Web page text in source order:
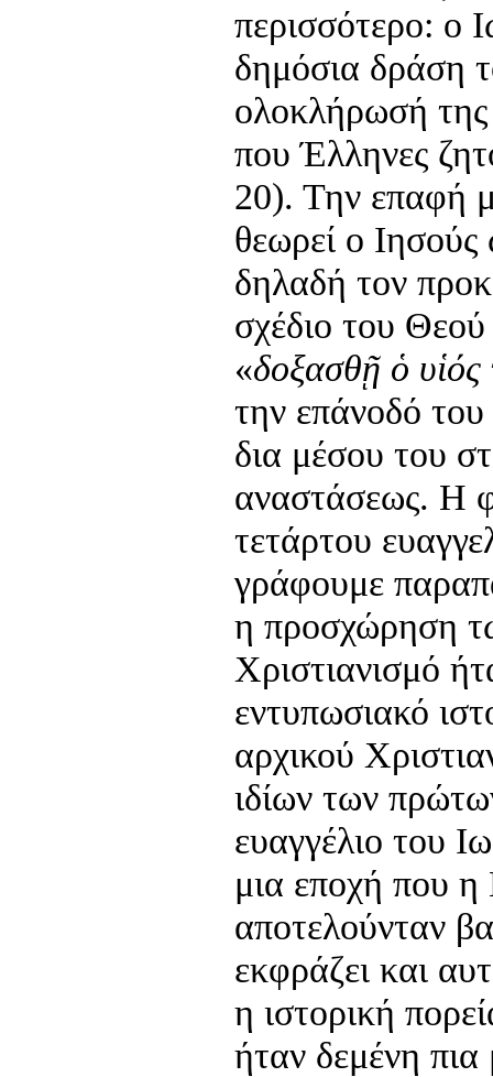
περισσότερο: ο
δημόσια δράση
ολοκλήρωσή της
που Έλληνες
20). Την επαφή
θεωρεί ο
δηλαδή τον
σχέδιο του
«δοξασθῇ ὁ
την επάνοδό
δια μέσου του
αναστάσεως. Η
τετάρτου
γράφουμε
η προσχώρηση
Χριστιανισμό
εντυπωσιακό
αρχικού
ιδίων των
ευαγγέλιο του
μια εποχή που η
αποτελούνταν
εκφράζει και
η ιστορική
ήταν δεμένη